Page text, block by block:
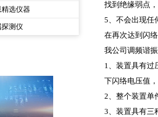
选仪器
测仪
找到绝缘弱点
5、不会出现任
在再次达到闪
我公司调频谐
1、装置具有过
下闪络电压值
2、整个装置单
3、装置具有三